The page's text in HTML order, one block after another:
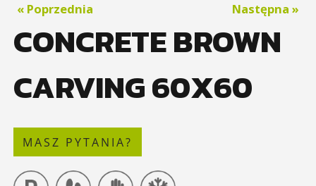
« Poprzednia Następna »
CONCRETE BROWN
CARVING 60X60
MASZ PYTANIA?